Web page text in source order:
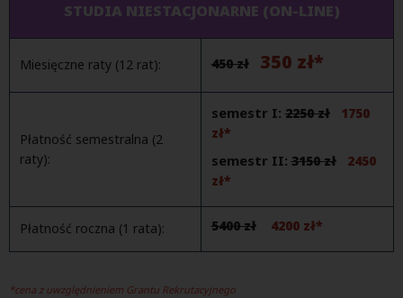
STUDIA NIESTACJONARNE (ON-LINE)
Miesięczne raty (12 rat): 450 zł 350 zł*
Płatność semestralna (2
raty):
semestr I: 2250 zł
1750
zł*
semestr II: 3150 zł
2450
zł*
Płatność roczna (1 rata): 5400 zł 4200 zł*
*cena z uwzględnieniem Grantu Rekrutacyjnego